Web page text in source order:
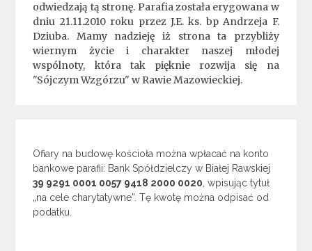
odwiedzają tą stronę. Parafia została erygowana w
dniu 21.11.2010 roku przez J.E. ks. bp Andrzeja F.
Dziuba. Mamy nadzieję iż strona ta przybliży
wiernym życie i charakter naszej młodej
wspólnoty, która tak pięknie rozwija się na
"Sójczym Wzgórzu" w Rawie Mazowieckiej.
Ofiary na budowę kościoła można wpłacać na konto
bankowe parafii: Bank Spółdzielczy w Białej Rawskiej
39 9291 0001 0057 9418 2000 0020 , wpisując tytuł
„na cele charytatywne”. Tę kwotę można odpisać od
podatku.